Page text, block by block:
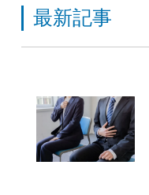
最新記事